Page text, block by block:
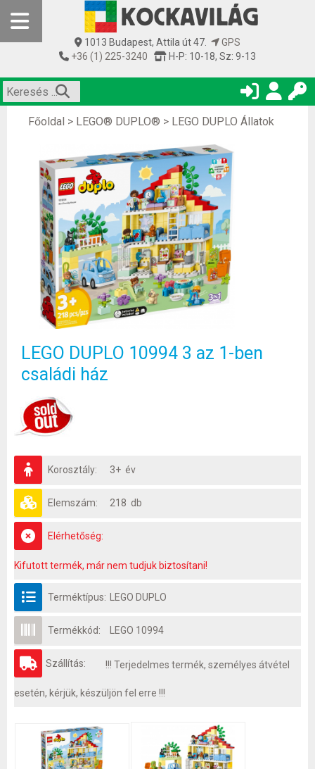
1013 Budapest, Attila út 47.
GPS
+36 (1) 225-3240
H-P: 10-18, Sz: 9-13
Főoldal > LEGO® DUPLO® > LEGO DUPLO Állatok
LEGO DUPLO 10994 3 az 1-ben
családi ház
Korosztály: 3+ év
Elemszám: 218 db
Elérhetőség:
Kifutott termék, már nem tudjuk biztosítani!
Terméktípus: LEGO DUPLO
Termékkód: LEGO 10994
Szállítás: !!! Terjedelmes termék, személyes átvétel
esetén, kérjük, készüljön fel erre !!!